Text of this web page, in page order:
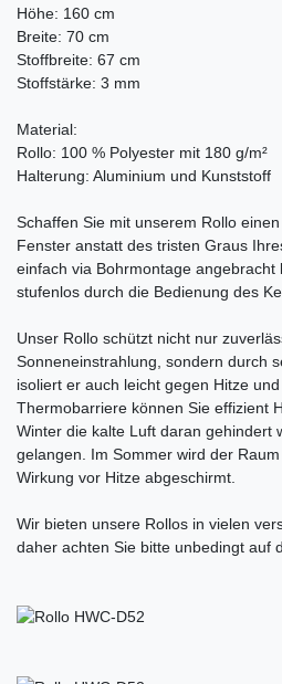
Höhe: 160 cm
Breite: 70 cm
Stoffbreite: 67 cm
Stoffstärke: 3 mm
Material:
Rollo: 100 % Polyester mit 180 g/m²
Halterung: Aluminium und Kunststoff
Schaffen Sie mit unserem Rollo
Fenster anstatt des tristen Graus
einfach via Bohrmontage angebracht
stufenlos durch die Bedienung des
Unser Rollo schützt nicht nur
Sonneneinstrahlung, sondern durch
isoliert er auch leicht gegen Hitze
Thermobarriere können Sie effizient
Winter die kalte Luft daran gehindert
gelangen. Im Sommer wird der
Wirkung vor Hitze abgeschirmt.
Wir bieten unsere Rollos in vielen
daher achten Sie bitte unbedingt auf